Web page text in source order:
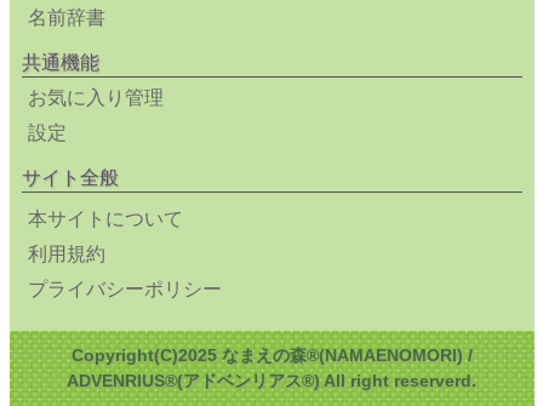
名前辞書
共通機能
お気に入り管理
設定
サイト全般
本サイトについて
利用規約
プライバシーポリシー
Copyright(C)2025 なまえの森®(NAMAENOMORI) /
ADVENRIUS®(アドベンリアス®) All right reserverd.